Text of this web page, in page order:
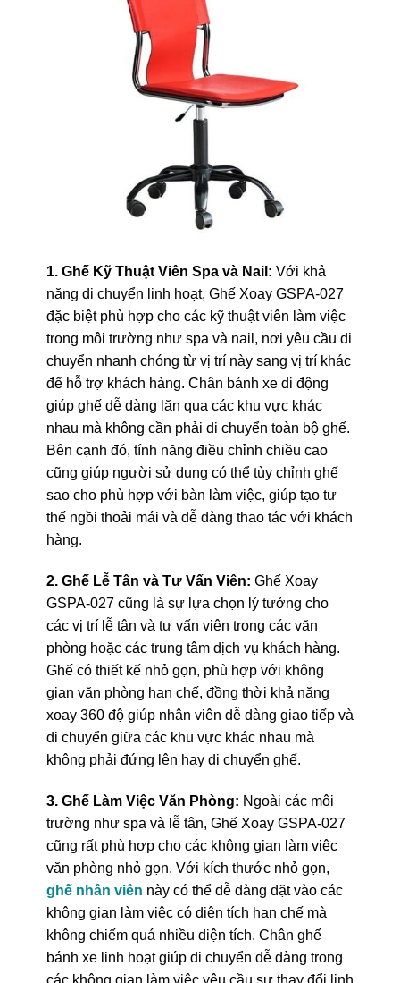
1. Ghế Kỹ Thuật Viên Spa và Nail: Với khả
năng di chuyển linh hoạt, Ghế Xoay GSPA-027
đặc biệt phù hợp cho các kỹ thuật viên làm việc
trong môi trường như spa và nail, nơi yêu cầu di
chuyển nhanh chóng từ vị trí này sang vị trí khác
để hỗ trợ khách hàng. Chân bánh xe di động
giúp ghế dễ dàng lăn qua các khu vực khác
nhau mà không cần phải di chuyển toàn bộ ghế.
Bên cạnh đó, tính năng điều chỉnh chiều cao
cũng giúp người sử dụng có thể tùy chỉnh ghế
sao cho phù hợp với bàn làm việc, giúp tạo tư
thế ngồi thoải mái và dễ dàng thao tác với khách
hàng.
2. Ghế Lễ Tân và Tư Vấn Viên: Ghế Xoay
GSPA-027 cũng là sự lựa chọn lý tưởng cho
các vị trí lễ tân và tư vấn viên trong các văn
phòng hoặc các trung tâm dịch vụ khách hàng.
Ghế có thiết kế nhỏ gọn, phù hợp với không
gian văn phòng hạn chế, đồng thời khả năng
xoay 360 độ giúp nhân viên dễ dàng giao tiếp và
di chuyển giữa các khu vực khác nhau mà
không phải đứng lên hay di chuyển ghế.
3. Ghế Làm Việc Văn Phòng: Ngoài các môi
trường như spa và lễ tân, Ghế Xoay GSPA-027
cũng rất phù hợp cho các không gian làm việc
văn phòng nhỏ gọn. Với kích thước nhỏ gọn,
ghế nhân viên này có thể dễ dàng đặt vào các
không gian làm việc có diện tích hạn chế mà
không chiếm quá nhiều diện tích. Chân ghế
bánh xe linh hoạt giúp di chuyển dễ dàng trong
các không gian làm việc yêu cầu sự thay đổi linh